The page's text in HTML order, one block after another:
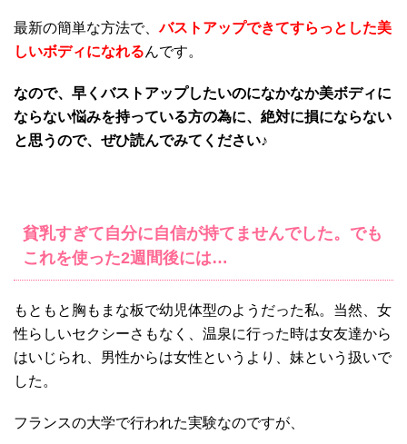
最新の簡単な方法で、バストアップできてすらっとした美
しいボディになれるんです。
なので、早くバストアップしたいのになかなか美ボディに
ならない悩みを持っている方の為に、絶対に損にならない
と思うので、ぜひ読んでみてください♪
貧乳すぎて自分に自信が持てませんでした。でも
これを使った2週間後には…
もともと胸もまな板で幼児体型のようだった私。当然、女
性らしいセクシーさもなく、温泉に行った時は女友達から
はいじられ、男性からは女性というより、妹という扱いで
した。
フランスの大学で行われた実験なのですが、